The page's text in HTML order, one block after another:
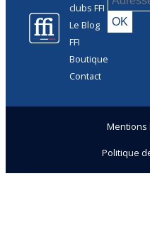
clubs FFI
Le Blog
FFI
Boutique
Contact
Mentions
Politique